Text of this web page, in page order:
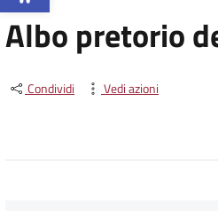
Albo pretorio
Condividi Vedi azioni